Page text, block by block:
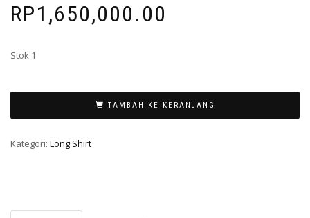
RP1,650,000.00
Stok 1
TAMBAH KE KERANJANG
Kategori: Long Shirt